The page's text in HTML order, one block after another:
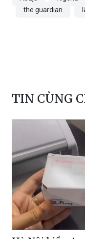
Hà Nội kiểm
sản phẩm